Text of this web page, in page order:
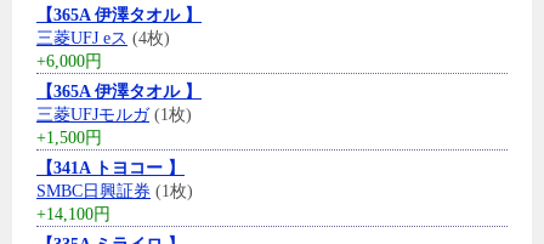
【365A 伊澤タオル 】
三菱UFJ eス (4枚)
+6,000円
【365A 伊澤タオル 】
三菱UFJモルガ(1枚)
+1,500円
【341A トヨコー 】
SMBC日興証券 (1枚)
+14,100円